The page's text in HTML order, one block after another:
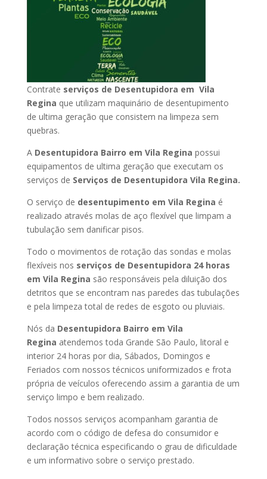
Contrate serviços de Desentupidora em Vila
Regina que utilizam maquinário de desentupimento
de ultima geração que consistem na limpeza sem
quebras.
A Desentupidora Bairro em Vila Regina possui
equipamentos de ultima geração que executam os
serviços de Serviços de Desentupidora Vila Regina.
O serviço de desentupimento em Vila Regina é
realizado através molas de aço flexível que limpam a
tubulação sem danificar pisos.
Todo o movimentos de rotação das sondas e molas
flexíveis nos serviços de Desentupidora 24 horas
em Vila Regina são responsáveis pela diluição dos
detritos que se encontram nas paredes das tubulações
e pela limpeza total de redes de esgoto ou pluviais.
Nós da Desentupidora Bairro em Vila
Regina atendemos toda Grande São Paulo, litoral e
interior 24 horas por dia, Sábados, Domingos e
Feriados com nossos técnicos uniformizados e frota
própria de veículos oferecendo assim a garantia de um
serviço limpo e bem realizado.
Todos nossos serviços acompanham garantia de
acordo com o código de defesa do consumidor e
declaração técnica especificando o grau de dificuldade
e um informativo sobre o serviço prestado.